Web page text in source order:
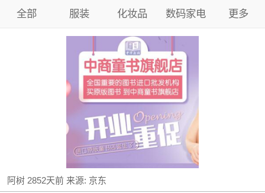
全部 服装 化妆品 数码家电 更多
阿树 2852天前来源: 京东